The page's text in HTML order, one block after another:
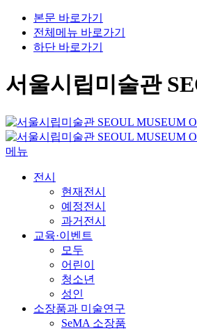
본문 바로가기
전체메뉴 바로가기
하단 바로가기
서울시립미술관
메뉴
전시
현재전시
예정전시
과거전시
교육·이벤트
모두
어린이
청소년
성인
소장품과 미술연구
SeMA 소장품